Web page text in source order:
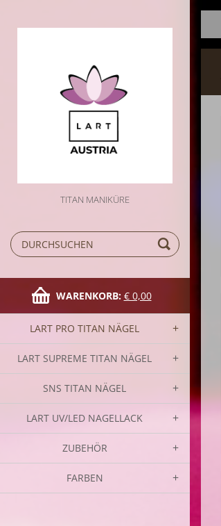
TITAN MANIKÜRE
WARENKORB: € 0,00
LART PRO TITAN NÄGEL
LART SUPREME TITAN NÄGEL
SNS TITAN NÄGEL
LART UV/LED NAGELLACK
ZUBEHÖR
FARBEN